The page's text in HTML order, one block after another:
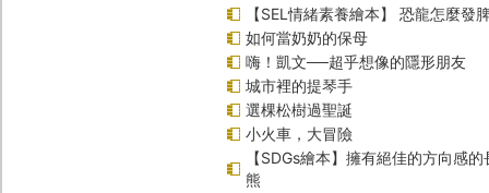
【SEL情緒素養繪本】 恐龍怎麼發
如何當奶奶的保母
嗨！凱文──超乎想像的隱形朋友
城市裡的提琴手
選棵松樹過聖誕
小火車，大冒險
【SDGs繪本】擁有絕佳的方向感
熊